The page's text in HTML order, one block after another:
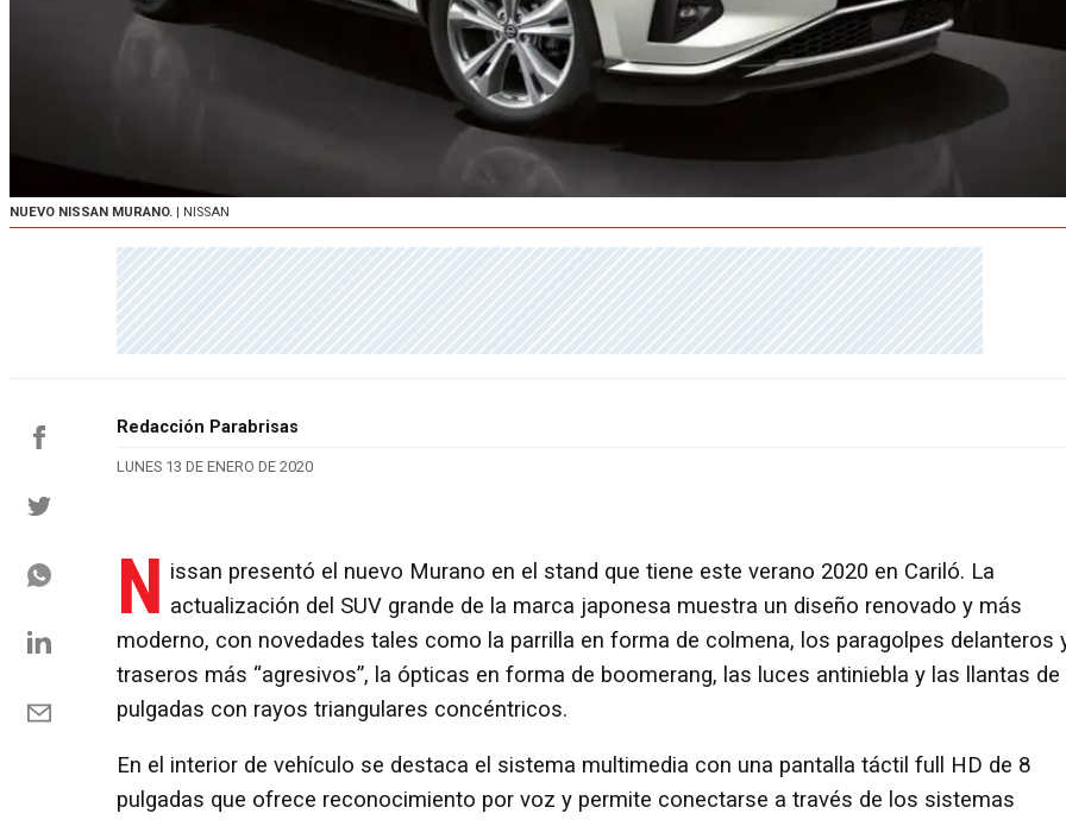
NUEVO NISSAN MURANO. | NISSAN
Redacción Parabrisas
LUNES 13 DE ENERO DE 2020
N issan presentó el nuevo Murano en el stand que tiene este verano 2020 en Cariló. La
actualización del SUV grande de la marca japonesa muestra un diseño renovado y más
moderno, con novedades tales como la parrilla en forma de colmena, los paragolpes delanteros
traseros más “agresivos”, la ópticas en forma de boomerang, las luces antiniebla y las llantas de
pulgadas con rayos triangulares concéntricos.
En el interior de vehículo se destaca el sistema multimedia con una pantalla táctil full HD de 8
pulgadas que ofrece reconocimiento por voz y permite conectarse a través de los sistemas